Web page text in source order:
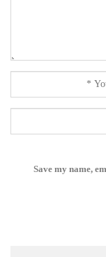
Save my name,